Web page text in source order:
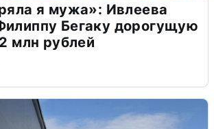
я мужа»: Ивлеева
Бегаку дорогущую
млн рублей